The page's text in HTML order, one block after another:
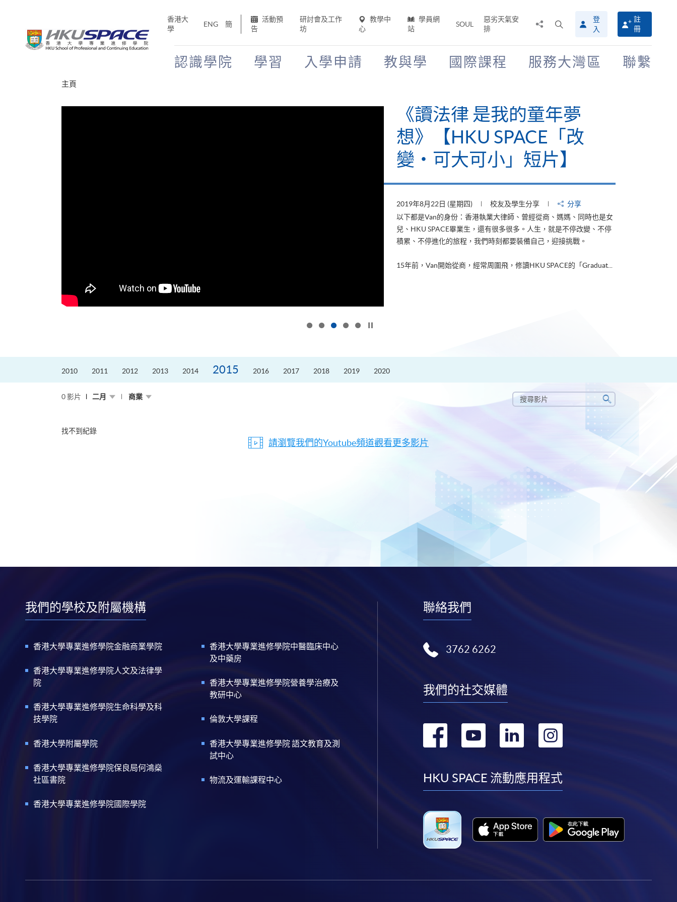
香港大
學
ENG 簡
活動預
告
研討會及工作
坊
教學中
心
學員網
站
SOUL
惡劣天氣安
排
搜
尋
介
登
入
註
冊
認識學院 學習 入學申請 教與學 國際課程 服務大灣區 聯繫
主頁
《讀法律 是我的童年夢
想》【HKU SPACE「改
變‧可大可小」短片】
2019年8月22日 (星期四) 校友及學生分享
分享
以下都是Van的身份：香港執業大律師、曾經從商、媽媽、同時也是女
兒、HKU SPACE畢業生，還有很多很多。人生，就是不停改變、不停
積累、不停進化的旅程，我們時刻都要裝備自己，迎接挑戰。
15年前，Van開始從商，經常周圍飛，修讀HKU SPACE的「Graduat...
2010 2011 2012 2013 2014 2015 2016 2017 2018 2019 2020
0 影片 二月 商業
搜
尋
搜
尋
找不到紀錄
請瀏覽我們的Youtube頻道觀看更多影片
我們的學校及附屬機構
香港大學專業進修學院金融商業學院
香港大學專業進修學院人文及法律學
院
香港大學專業進修學院生命科學及科
技學院
香港大學附屬學院
香港大學專業進修學院保良局何鴻燊
社區書院
香港大學專業進修學院國際學院
香港大學專業進修學院中醫臨床中心
及中藥房
香港大學專業進修學院營養學治療及
教研中心
倫敦大學課程
香港大學專業進修學院 語文教育及測
試中心
物流及運輸課程中心
聯絡我們
3762 6262
我們的社交媒體
轉
facebook
轉
youtube
轉
linkedin
轉
instagram
HKU SPACE 流動應用程式